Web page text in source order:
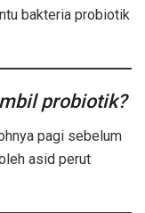
bakteria probiotik
probiotik?
pagi sebelum
asid perut